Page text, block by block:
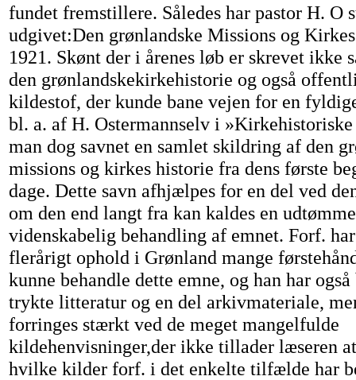
fundet fremstillere. Således har pastor H. O
udgivet:Den grønlandske Missions og
1921. Skønt der i årenes løb er skrevet ikke
den grønlandskekirkehistorie og også
kildestof, der kunde bane vejen for en
bl. a. af H. Ostermannselv i
man dog savnet en samlet skildring af den
missions og kirkes historie fra dens første
dage. Dette savn afhjælpes for en del ved
om den end langt fra kan kaldes en
videnskabelig behandling af emnet. Forf.
flerårigt ophold i Grønland mange
kunne behandle dette emne, og han har
trykte litteratur og en del arkivmateriale,
forringes stærkt ved de meget mangelfulde
kildehenvisninger,der ikke tillader læseren
hvilke kilder forf. i det enkelte tilfælde har